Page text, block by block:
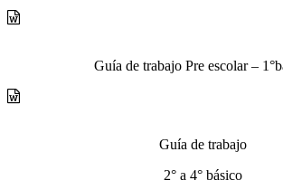
Guía de trabajo Pre escolar –
Guía de trabajo
2° a 4° básico